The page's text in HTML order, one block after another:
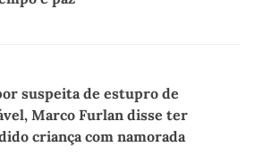
suspeita de estupro de
Marco Furlan disse ter
criança com namorada